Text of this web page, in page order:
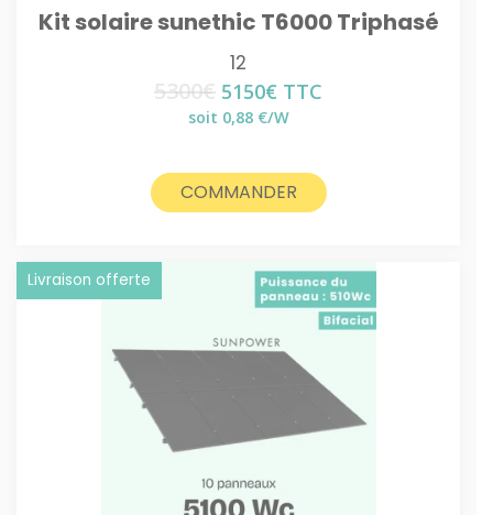
Kit solaire sunethic T6000 Triphasé
12
5300€ Le
prix
5300€.
5150€ Le
prix
5150€.
TTC
soit 0,88 €/W
COMMANDER
Livraison offerte